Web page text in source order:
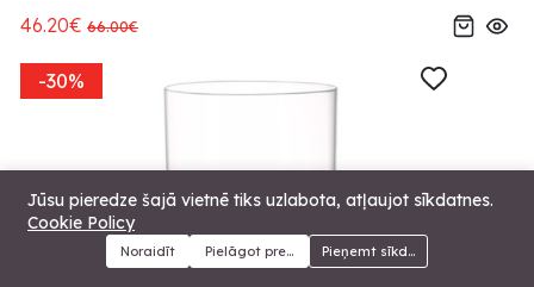
Menu Kategorijas Meklēt Grozs
46.20€ 66.00€
-30%
Jūsu pieredze šajā vietnē tiks uzlabota, atļaujot sīkdatnes.
Cookie Policy
Noraidīt Pielāgot preferencesPieņemt sīkdatnes